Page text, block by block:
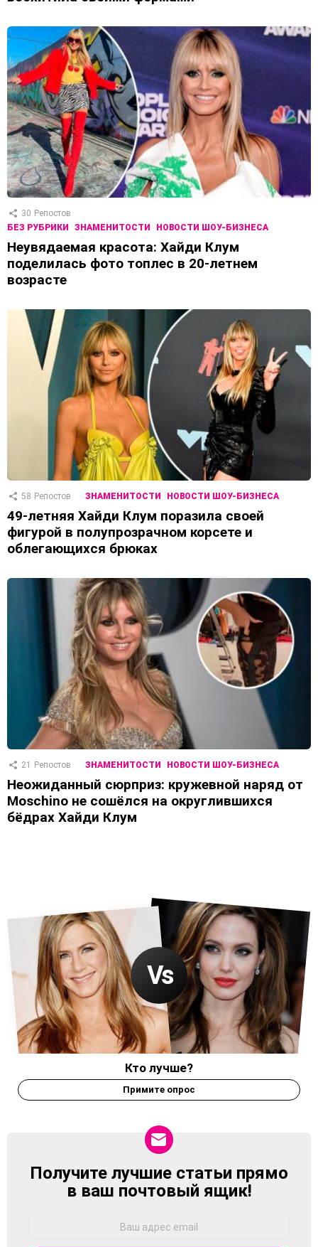
30 Репостов
БЕЗ РУБРИКИ
ЗНАМЕНИТОСТИ НОВОСТИ ШОУ-БИЗНЕСА
Неувядаемая красота: Хайди Клум
поделилась фото топлес в 20-летнем
возрасте
58 Репостов ЗНАМЕНИТОСТИ НОВОСТИ ШОУ-БИЗНЕСА
49-летняя Хайди Клум поразила своей
фигурой в полупрозрачном корсете и
облегающихся брюках
21 Репостов ЗНАМЕНИТОСТИ НОВОСТИ ШОУ-БИЗНЕСА
Неожиданный сюрприз: кружевной наряд от
Moschino не сошёлся на округлившихся
бёдрах Хайди Клум
Кто лучше?
Примите опрос
NEWSLETTER
Получите лучшие статьи прямо
в ваш почтовый ящик!